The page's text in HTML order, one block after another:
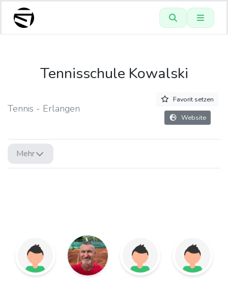
Tennisschule Kowalski
Tennis - Erlangen
Favorit setzen
Website
Mehr